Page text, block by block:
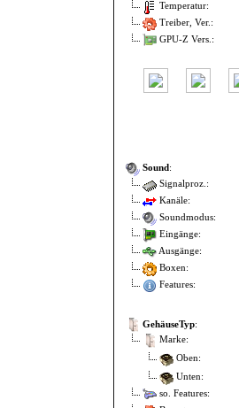
Temperatur:
Treiber, Ver.:
GPU-Z Vers.:
Sound:
Signalproz.:
Kanäle:
Soundmodus:
Eingänge:
Ausgänge:
Boxen:
Features:
GehäuseTyp:
Marke:
Oben:
Unten:
so. Features: